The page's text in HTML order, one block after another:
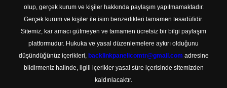
olup, gerçek kurum ve kişiler hakkında paylaşım yapılmamaktadır.
Gerçek kurum ve kişiler ile isim benzerlikleri tamamen tesadüfidir.
Sitemiz, kar amacı gütmeyen ve tamamen ücretsiz bir bilgi paylaşım
platformudur. Hukuka ve yasal düzenlemelere aykırı olduğunu
düşündüğünüz içerikleri, backlinkpanelicomtr@gmail.com adresine
bildirmeniz halinde, ilgili içerikler yasal süre içerisinde sitemizden
kaldırılacaktır.